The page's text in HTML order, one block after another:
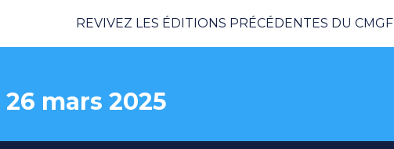
REVIVEZ LES ÉDITIONS PRÉCÉDENTES DU CMGF
26 mars 2025